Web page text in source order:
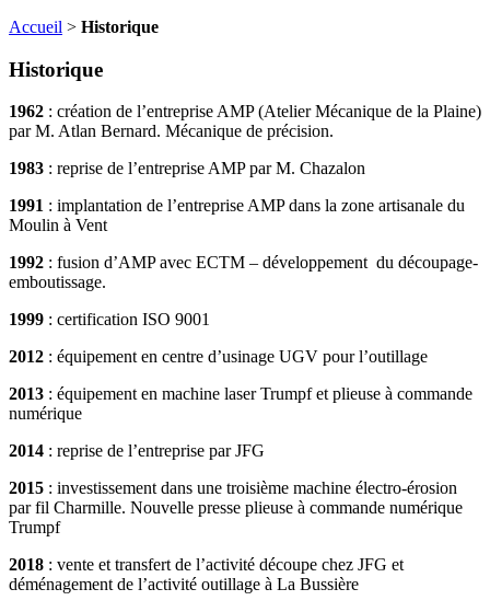
Accueil > Historique
Historique
1962 : création de l’entreprise AMP (Atelier Mécanique de la Plaine)
par M. Atlan Bernard. Mécanique de précision.
1983 : reprise de l’entreprise AMP par M. Chazalon
1991 : implantation de l’entreprise AMP dans la zone artisanale du
Moulin à Vent
1992 : fusion d’AMP avec ECTM – développement du découpage-
emboutissage.
1999 : certification ISO 9001
2012 : équipement en centre d’usinage UGV pour l’outillage
2013 : équipement en machine laser Trumpf et plieuse à commande
numérique
2014 : reprise de l’entreprise par JFG
2015 : investissement dans une troisième machine électro-érosion
par fil Charmille. Nouvelle presse plieuse à commande numérique
Trumpf
2018 : vente et transfert de l’activité découpe chez JFG et
déménagement de l’activité outillage à La Bussière